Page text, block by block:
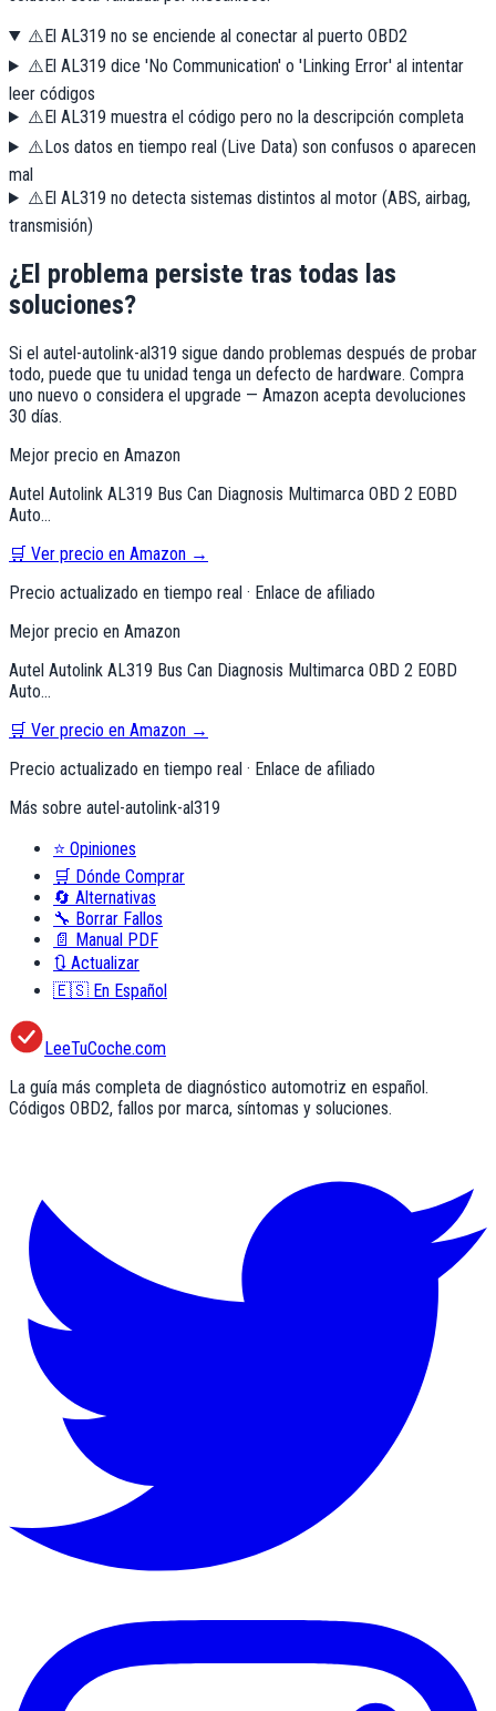
⚠️El AL319 no se enciende al conectar al puerto OBD2
⚠️El AL319 dice 'No Communication' o 'Linking Error' al intentar
leer códigos
⚠️El AL319 muestra el código pero no la descripción completa
⚠️Los datos en tiempo real (Live Data) son confusos o aparecen
mal
⚠️El AL319 no detecta sistemas distintos al motor (ABS, airbag,
transmisión)
¿El problema persiste tras todas las
soluciones?
Si el autel-autolink-al319 sigue dando problemas después de probar
todo, puede que tu unidad tenga un defecto de hardware. Compra
uno nuevo o considera el upgrade — Amazon acepta devoluciones
30 días.
Mejor precio en Amazon
Autel Autolink AL319 Bus Can Diagnosis Multimarca OBD 2 EOBD
Auto…
🛒 Ver precio en Amazon →
Precio actualizado en tiempo real · Enlace de afiliado
Mejor precio en Amazon
Autel Autolink AL319 Bus Can Diagnosis Multimarca OBD 2 EOBD
Auto…
🛒 Ver precio en Amazon →
Precio actualizado en tiempo real · Enlace de afiliado
Más sobre autel-autolink-al319
⭐ Opiniones
🛒 Dónde Comprar
🔄 Alternativas
🔧 Borrar Fallos
📄 Manual PDF
🔃 Actualizar
🇪🇸 En Español
LeeTuCoche.com
La guía más completa de diagnóstico automotriz en español.
Códigos OBD2, fallos por marca, síntomas y soluciones.